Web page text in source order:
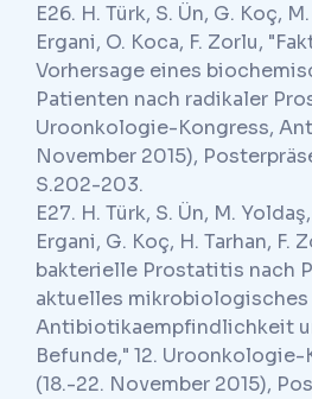
E26. H. Türk, S. Ün, G. Koç,
Ergani, O. Koca, F. Zorlu,
Vorhersage eines
Patienten nach radikaler
Uroonkologie-Kongress,
November 2015),
S.202-203.
E27. H. Türk, S. Ün, M.
Ergani, G. Koç, H. Tarhan, F.
bakterielle Prostatitis nach
aktuelles mikrobiologisches
Antibiotikaempfindlichkeit
Befunde," 12. Uroonkologie-
(18.-22. November 2015),